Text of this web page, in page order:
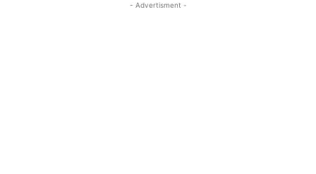
- Advertisment -